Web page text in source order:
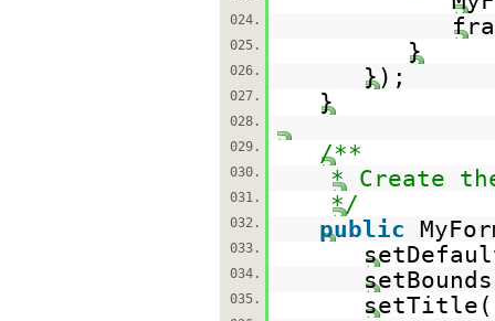
024.
025. }
026. });
027. }
028.
029.
/**
030. * Create
031. */
032. public
033.
034.
035. setTitle(